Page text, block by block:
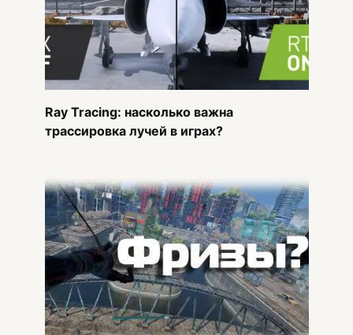
Ray Tracing: насколько важна
трассировка лучей в играх?